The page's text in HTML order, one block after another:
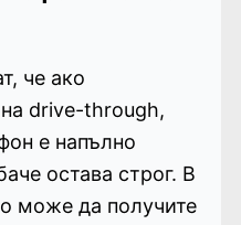
че ако
drive-through,
е напълно
остава строг. В
може да получите